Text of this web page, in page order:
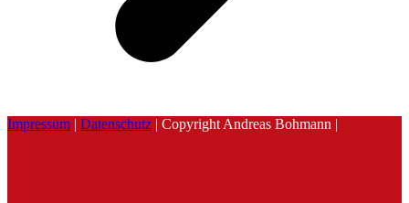
Impressum | Datenschutz | Copyright Andreas Bohmann |